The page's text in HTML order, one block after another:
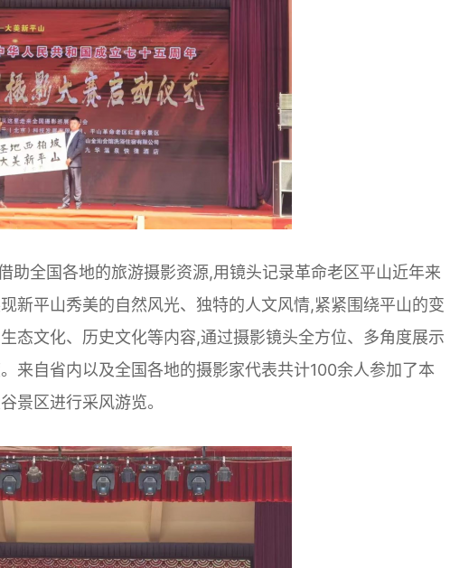
助全国各地的旅游摄影资源,用镜头记录革命老区平山近年来
新平山秀美的自然风光、独特的人文风情,紧紧围绕平山的变
态文化、历史文化等内容,通过摄影镜头全方位、多角度展示
来自省内以及全国各地的摄影家代表共计100余人参加了本
景区进行采风游览。